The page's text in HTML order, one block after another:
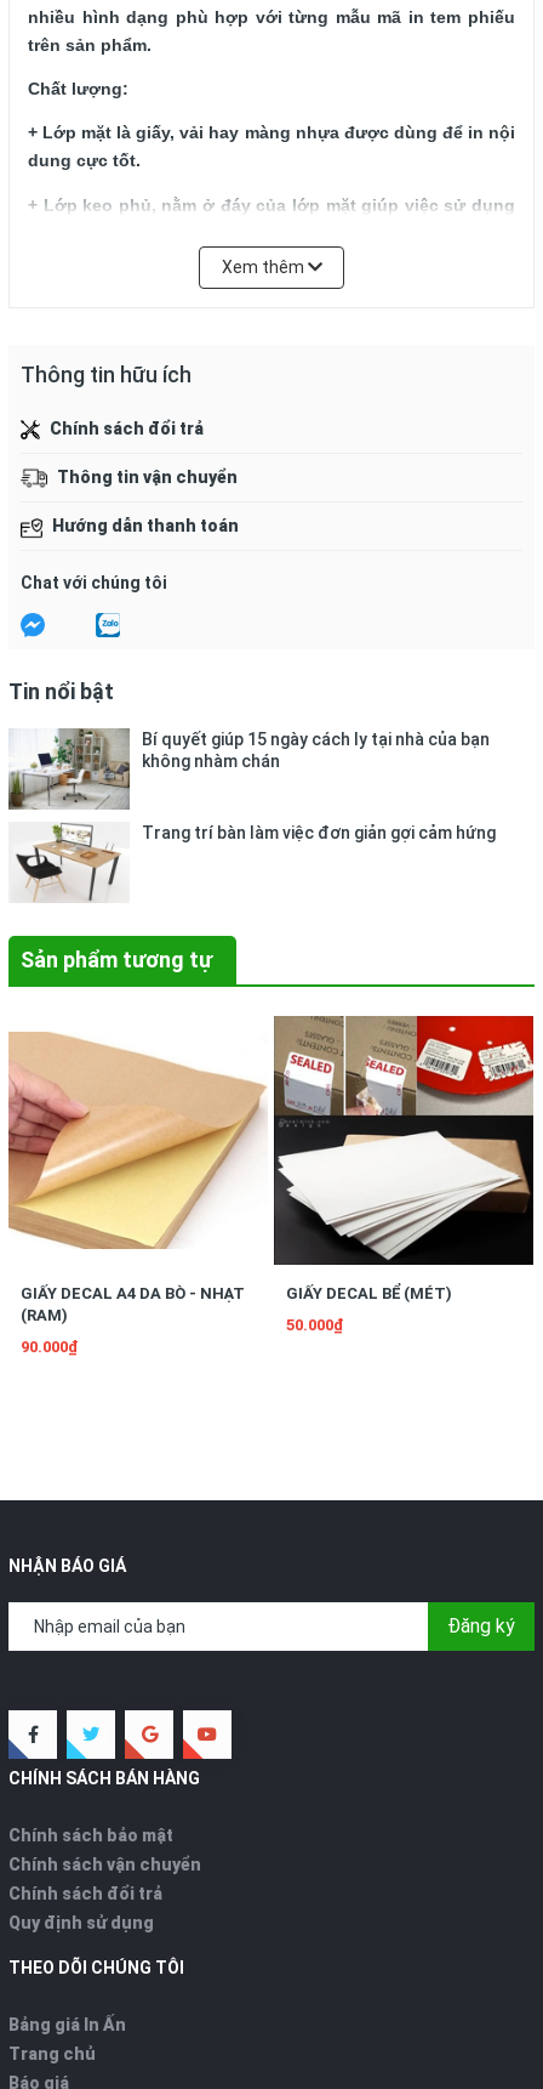
nhiều hình dạng phù hợp với từng mẫu mã in tem phiếu
trên sản phẩm.
Chất lượng:
+ Lớp mặt là giấy, vải hay màng nhựa được dùng để in nội
dung cực tốt.
+ Lớp keo phủ, nằm ở đáy của lớp mặt giúp việc sử dụng
+ Lớp silicon (hay PE- silicon) với tác dụng không cho
giấy Kraft hay Glassine.
Xuất xứ:  Việt Nam
Đóng  gói: 10 tờ / 1 xấp.
- Tránh xa nguồn nhiệt, dầu mỡ, chất lỏng.
- Tránh để giấy những nơi ẩm thấp hay nơi gần nguồn
thể gây biến dạng Decal.
+ Giấy dán nhãn Tomy 111:84 miếng nhỏ.
Xem thêm
Thông tin hữu ích
Chính sách đổi trả
Thông tin vận chuyển
Hướng dẫn thanh toán
Chat với chúng tôi
Tin nổi bật
Bí quyết giúp 15 ngày cách ly tại nhà của bạn
không nhàm chán
Trang trí bàn làm việc đơn giản gợi cảm hứng
Sản phẩm tương tự
GIẤY DECAL A4 DA BÒ - NHẠT
(RAM)
90.000₫
GIẤY DECAL BỂ (MÉT)
50.000₫
NHẬN BÁO GIÁ
Đăng ký
CHÍNH SÁCH BÁN HÀNG
Chính sách bảo mật
Chính sách vận chuyển
Chính sách đổi trả
Quy định sử dụng
THEO DÕI CHÚNG TÔI
Bảng giá In Ấn
Trang chủ
Báo giá